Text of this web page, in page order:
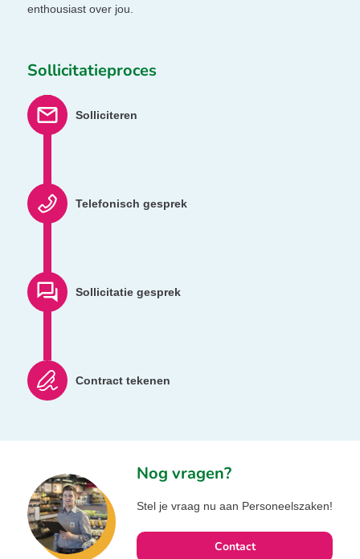
enthousiast over jou.
Sollicitatieproces
Solliciteren
Telefonisch gesprek
Sollicitatie gesprek
Contract tekenen
Nog vragen?
Stel je vraag nu aan Personeelszaken!
Contact